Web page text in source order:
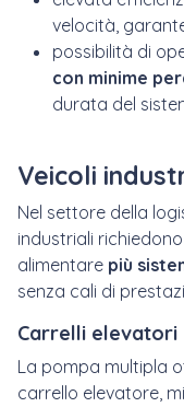
velocità,
possibilità di
con minime
durata del
Veicoli
Nel settore della
industriali
alimentare più
senza cali di
Carrelli elevatori
La pompa multipla
carrello elevatore,